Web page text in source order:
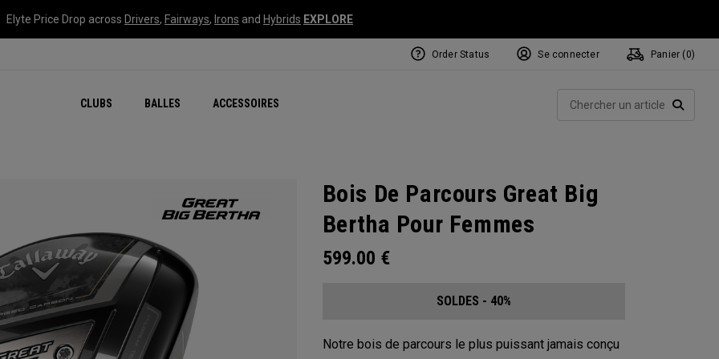
Elyte Price Drop across Drivers, Fairways, Irons and Hybrids EXPLORE
CLUBS BALLES ACCESSOIRES
Order Status Se connecter Panier ( 0)
Bois De Parcours Great Big
Bertha Pour Femmes
599.00 €
SOLDES - 40%
Notre bois de parcours le plus puissant jamais conçu